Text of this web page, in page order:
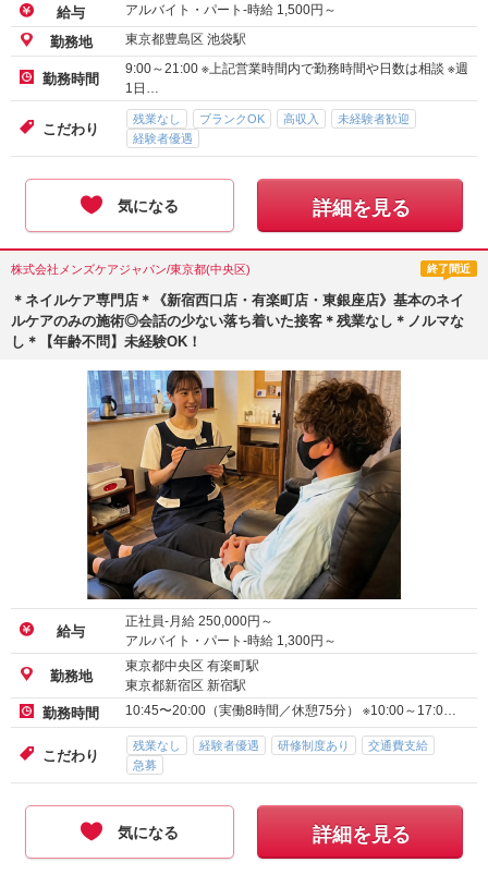
給与 アルバイト・パート-時給 1,500円～
勤務地 東京都豊島区 池袋駅
勤務時間
9:00～21:00 ※上記営業時間内で勤務時間や日数は相談 ※週
1日…
こだわり
残業なし ブランクOK 高収入
未経験者歓迎
経験者優遇
気になる 詳細を見る
株式会社メンズケアジャパン/東京都(中央区) 終了間近
＊ネイルケア専門店＊《新宿西口店・有楽町店・東銀座店》基本のネイ
ルケアのみの施術◎会話の少ない落ち着いた接客＊残業なし＊ノルマな
し＊【年齢不問】未経験OK！
給与
正社員-月給 250,000円～
アルバイト・パート-時給 1,300円～
勤務地
東京都中央区 有楽町駅
東京都新宿区 新宿駅
勤務時間 10:45〜20:00（実働8時間／休憩75分） ※10:00～17:0…
こだわり
残業なし 経験者優遇 研修制度あり
交通費支給
急募
気になる 詳細を見る